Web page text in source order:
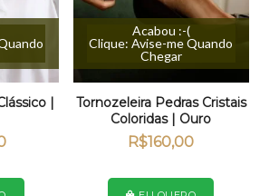
|
Acabou :-(
Clique: Avise-me Quando
Chegar
Tornozeleira Pedras Cristais
Coloridas | Ouro
R$160,00